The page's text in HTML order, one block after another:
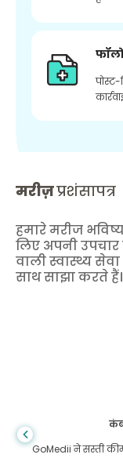
पोस्ट-
मरीज़प्रशंसापत्र
हमारे मरीज
लिए अपनी उपचार
वाली स्वास्थ्य
साथ साझा करते हैं।
मैंने अपने बेटे और